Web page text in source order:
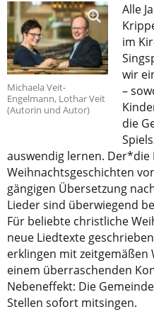
Michaela Veit-
Engelmann, Lothar Veit
(Autorin und Autor)
Alle
im
wir
–
die
auswendig lernen.
Weihnachtsgeschichten
gängigen Übersetzung
Lieder sind überwiegend
Für beliebte christliche
neue Liedtexte
erklingen mit
einem überraschenden
Nebeneffekt: Die
Stellen sofort mitsingen.